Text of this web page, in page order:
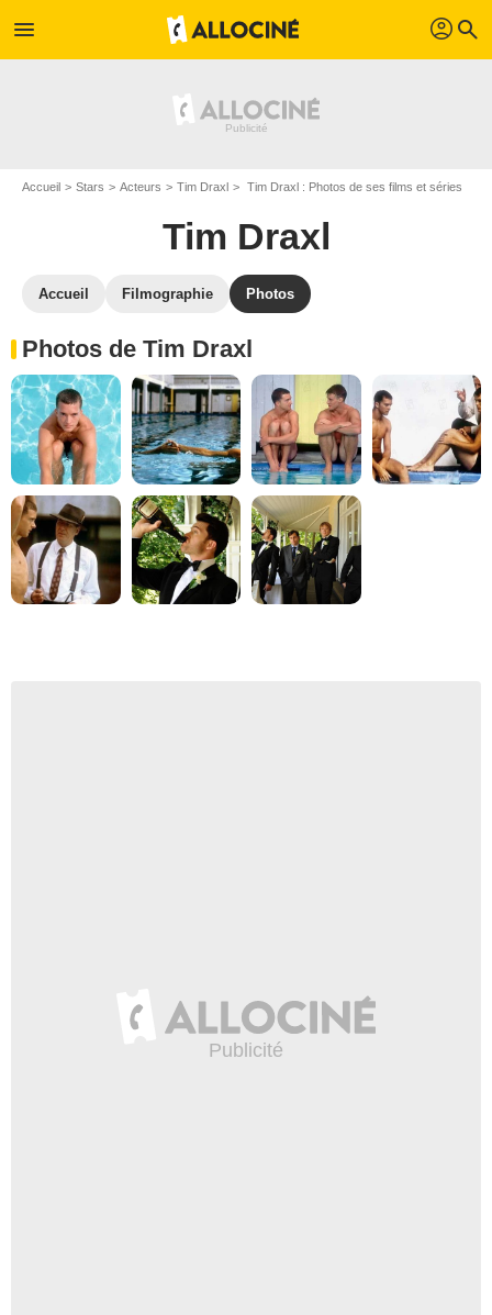
menu profil search
Accueil Stars Acteurs Tim Draxl Tim Draxl : Photos de ses films et séries
Tim Draxl
Accueil Filmographie Photos
Photos de Tim Draxl